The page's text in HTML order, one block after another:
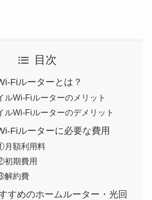
目次
Fiルーターとは？
ルWi-Fiルーターのメリット
ルWi-Fiルーターのデメリット
Fiルーターに必要な費用
月額利用料
初期費用
解約費
すめのホームルーター・光回